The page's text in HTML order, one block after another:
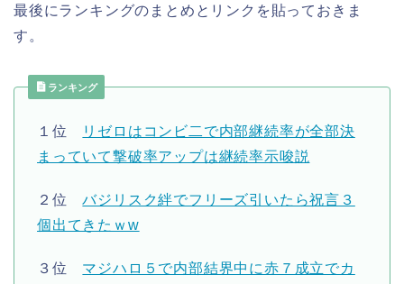
最後にランキングのまとめとリンクを貼っておきま
す。
ランキング
１位
リゼロはコンビ二で内部継続率が全部決
まっていて撃破率アップは継続率示唆説
２位バジリスク絆でフリーズ引いたら祝言３
個出てきたｗw
３位 マジハロ５で内部結界中に赤７成立でカ